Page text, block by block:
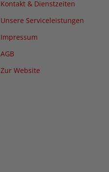
Kontakt & Dienstzeiten
Unsere Serviceleistungen
Impressum
AGB
Zur Website